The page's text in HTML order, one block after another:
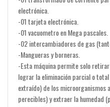
electrónica.
-01 tarjeta electrónica.
-01 vacuometro en Mega pascales.
-02 intercambiadores de gas
-Mangueras y borneras.
-Esta máquina permite solo
lograr la eliminación parcial o
extraído) de los microorganismos
perecibles) y extraer la humedad